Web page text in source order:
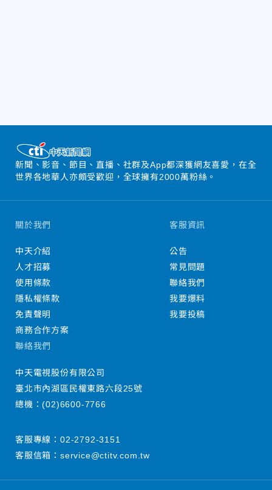
新聞、影音、節目、直播、社群及App都深獲網友喜愛，在全
世界各地華人亦頗受歡迎，全球擁有2000萬粉絲。
關於我們
中天介紹
人才招募
使用條款
隱私權條款
免責聲明
商務合作方案
客服資訊
公告
常見問題
聯絡我們
我要爆料
我要投稿
聯絡我們
中天電視股份有限公司
臺北市內湖區民權東路六段25號
總機：(02)6600-7766
客服專線： 02-2792-3151
客服信箱： service@ctitv.com.tw